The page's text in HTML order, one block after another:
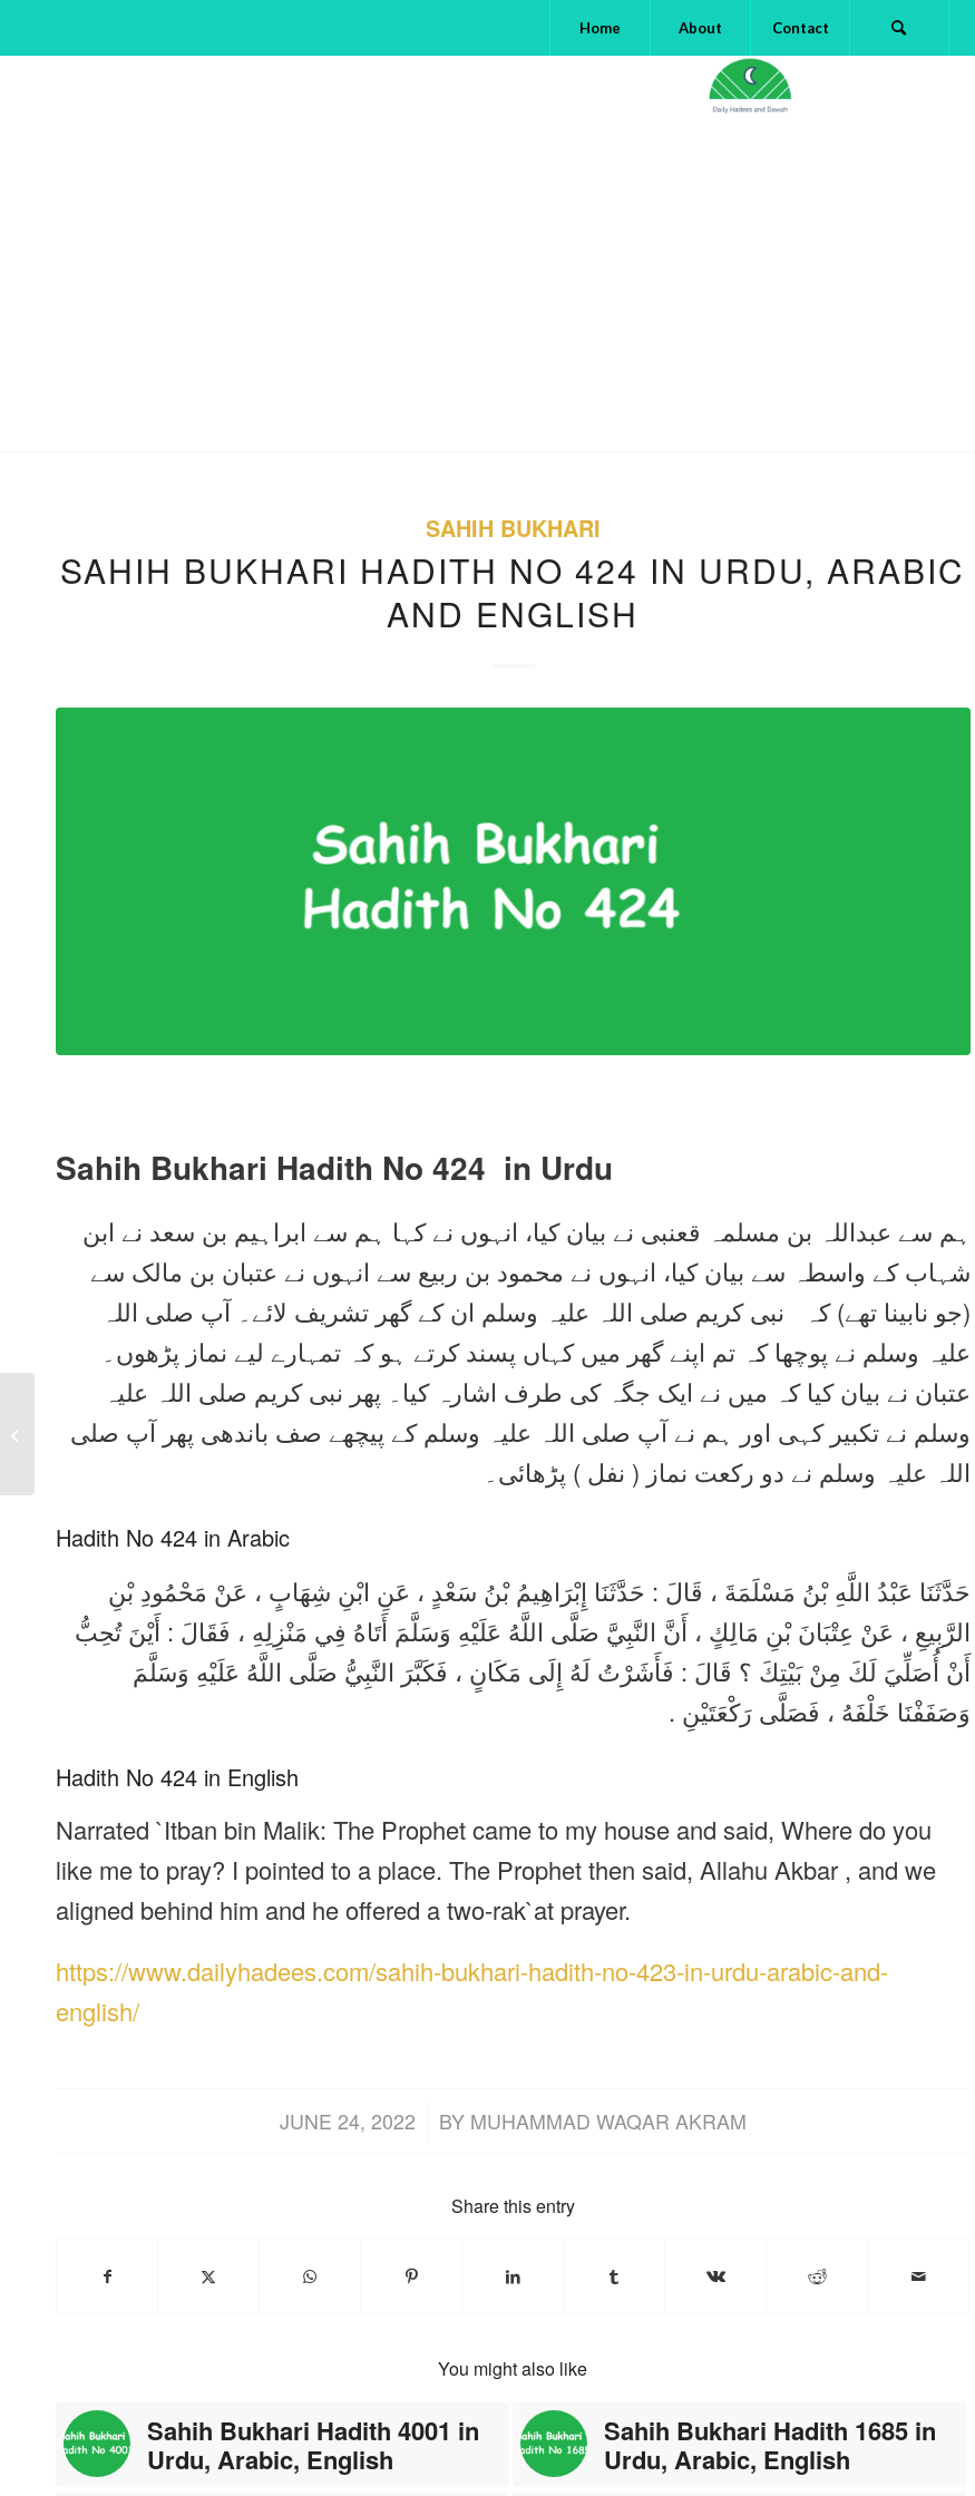
Home About Contact
SAHIH BUKHARI
SAHIH BUKHARI HADITH NO 424 IN URDU, ARABIC
AND ENGLISH
Sahih Bukhari Hadith No 424 in Urdu
ہم سے عبداللہ بن مسلمہ قعنبی نے بیان کیا، انہوں نے کہا ہم سے ابراہیم بن سعد نے ابن
شہاب کے واسطہ سے بیان کیا، انہوں نے محمود بن ربیع سے انہوں نے عتبان بن مالک سے
(جو نابینا تھے) کہ نبی کریم صلی اللہ علیہ وسلم ان کے گھر تشریف لائے۔ آپ صلی اللہ
علیہ وسلم نے پوچھا کہ تم اپنے گھر میں کہاں پسند کرتے ہو کہ تمہارے لیے نماز پڑھوں۔
عتبان نے بیان کیا کہ میں نے ایک جگہ کی طرف اشارہ کیا۔ پھر نبی کریم صلی اللہ علیہ
وسلم نے تکبیر کہی اور ہم نے آپ صلی اللہ علیہ وسلم کے پیچھے صف باندھی پھر آپ صلی
اللہ علیہ وسلم نے دو رکعت نماز ( نفل ) پڑھائی۔
Hadith No 424 in Arabic
حَدَّثَنَا عَبْدُ اللَّهِ بْنُ مَسْلَمَةَ ، قَالَ : حَدَّثَنَا إِبْرَاهِيمُ بْنُ سَعْدٍ ، عَنِ ابْنِ شِهَابٍ ، عَنْ مَحْمُودِ بْنِ
الرَّبِيعِ ، عَنْ عِتْبَانَ بْنِ مَالِكٍ ، أَنَّ النَّبِيَّ صَلَّى اللَّهُ عَلَيْهِ وَسَلَّمَ أَتَاهُ فِي مَنْزِلِهِ ، فَقَالَ : أَيْنَ تُحِبُّ
أَنْ أُصَلِّيَ لَكَ مِنْ بَيْتِكَ ؟ قَالَ : فَأَشَرْتُ لَهُ إِلَى مَكَانٍ ، فَكَبَّرَ النَّبِيُّ صَلَّى اللَّهُ عَلَيْهِ وَسَلَّمَ
وَصَفَفْنَا خَلْفَهُ ، فَصَلَّى رَكْعَتَيْنِ .
Hadith No 424 in English
Narrated `Itban bin Malik: The Prophet came to my house and said, Where do you
like me to pray? I pointed to a place. The Prophet then said, Allahu Akbar , and we
aligned behind him and he offered a two-rak`at prayer.
https://www.dailyhadees.com/sahih-bukhari-hadith-no-423-in-urdu-arabic-and-
english/
JUNE 24, 2022
/ BY MUHAMMAD WAQAR AKRAM
Share this entry
You might also like
Sahih Bukhari Hadith 4001 in
Urdu, Arabic, English
Sahih Bukhari Hadith 1685 in
Urdu, Arabic, English
Sahih Bukhari Hadith
No 423 in Urdu, Arabic